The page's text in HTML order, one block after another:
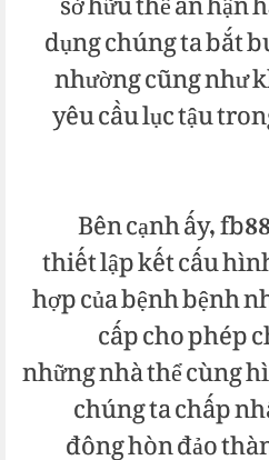
dụng chúng ta bắt
nhường cũng như
yêu cầu lục tậu
Bên cạnh ấy,
thiết lập kết cấu
hợp của bệnh bệnh
cấp cho phép
những nhà thể cùng
chúng ta chấp